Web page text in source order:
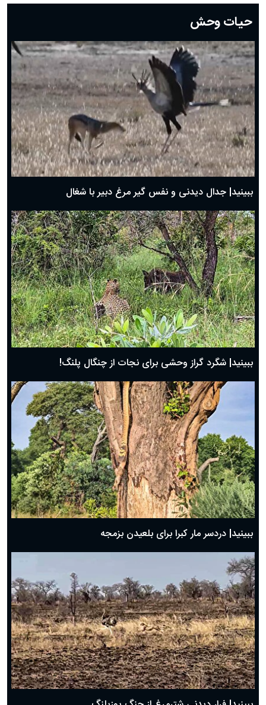
دعای روز بیستم ماه رمضان؛ ۱۹ اسفند ۱۴۰۴
دعای روز هشتم ماه مبارک رمضان؛ ۷ اسفند ماه ۱۴۰۴
دعای روز هفتم ماه رمضان؛ ۶ اسفند ۱۴۰۴
دعای روز ششم ماه رمضان؛ ۵ اسفند ۱۴۰۴
دعای روز پنجم ماه رمضان؛ ۴ اسفند ۱۴۰۴
دعای روز چهارم ماه مبارک رمضان؛ ۳ اسفند ۱۴۰۴
دعای روز سوم ماه مبارک رمضان؛ ۱۴ اسفند ۱۴۰۴
دعای روز دوم ماه مبارک رمضان ۱ اسفند ماه ۱۴۰۴
دعای روز اول ماه مبارک رمضان، ۳۰ بهمن ۱۴۰۴
حضرت زینب(س) چگونه از دنیا رفت؟
بهترین پیامک تبریک روز پدر ۱۴۰۴؛ جملات زیبا و صمیمانه
حیات وحش
ببینید| جدال دیدنی و نفس گیر مرغ دبیر با شغال
ببینید| شگرد گراز وحشی برای نجات از چنگال پلنگ!
ببینید| دردسر مار کبرا برای بلعیدن بزمجه